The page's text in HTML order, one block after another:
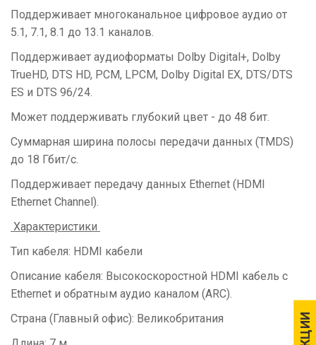
АКЦИИ
АКЦИИ
Поддерживает многоканальное цифровое аудио от
5.1, 7.1, 8.1 до 13.1 каналов.
Поддерживает аудиоформаты Dolby Digital+, Dolby
TrueHD, DTS HD, PCM, LPCM, Dolby Digital EX, DTS/DTS
ES и DTS 96/24.
Может поддерживать глубокий цвет - до 48 бит.
Суммарная ширина полосы передачи данных (TMDS)
до 18 Гбит/с.
Поддерживает передачу данных Ethernet (HDMI
Ethernet Channel).
Характеристики
Тип кабеля: HDMI кабели
Описание кабеля: Высокоскоростной HDMI кабель с
Ethernet и обратным аудио каналом (ARC).
Страна (Главный офис): Великобритания